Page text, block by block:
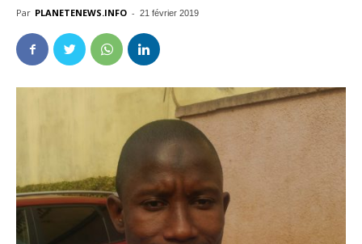
Par PLANETENEWS.INFO - 21 février 2019